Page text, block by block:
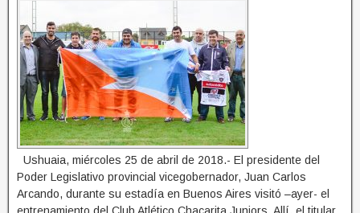
Ushuaia, miércoles 25 de abril de 2018.- El presidente del
Poder Legislativo provincial vicegobernador, Juan Carlos
Arcando, durante su estadía en Buenos Aires visitó –ayer- el